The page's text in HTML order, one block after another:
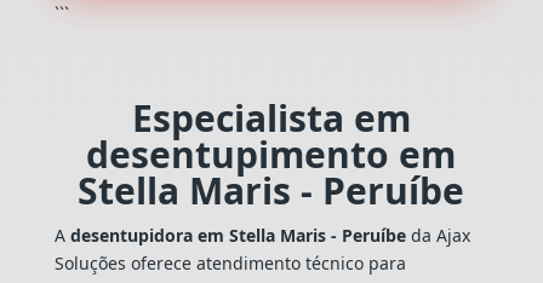
```
Especialista em
desentupimento em
Stella Maris - Peruíbe
A desentupidora em Stella Maris - Peruíbeda Ajax
Soluções oferece atendimento técnico para